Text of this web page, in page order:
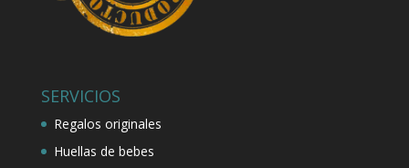
SERVICIOS
Regalos originales
Huellas de bebes